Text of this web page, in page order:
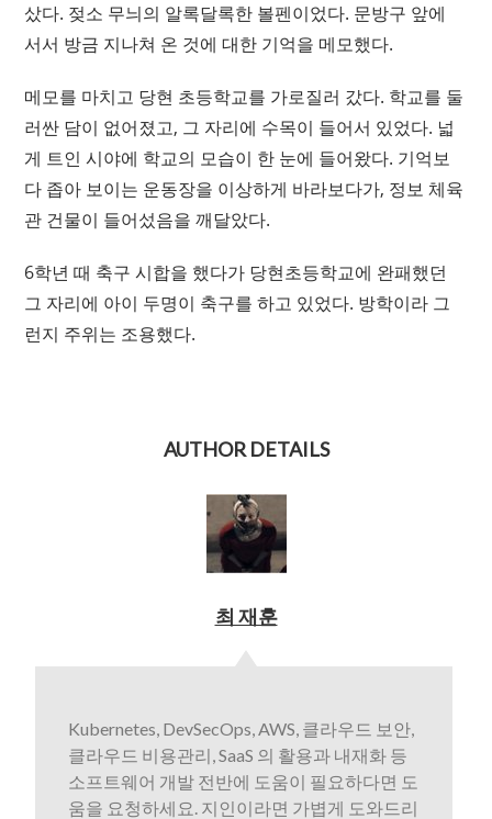
샀다. 젖소 무늬의 알록달록한 볼펜이었다. 문방구 앞에
서서 방금 지나쳐 온 것에 대한 기억을 메모했다.
메모를 마치고 당현 초등학교를 가로질러 갔다. 학교를 둘
러싼 담이 없어졌고, 그 자리에 수목이 들어서 있었다. 넓
게 트인 시야에 학교의 모습이 한 눈에 들어왔다. 기억보
다 좁아 보이는 운동장을 이상하게 바라보다가, 정보 체육
관 건물이 들어섰음을 깨달았다.
6학년 때 축구 시합을 했다가 당현초등학교에 완패했던
그 자리에 아이 두명이 축구를 하고 있었다. 방학이라 그
런지 주위는 조용했다.
AUTHOR DETAILS
최 재훈
Kubernetes, DevSecOps, AWS, 클라우드 보안,
클라우드 비용관리, SaaS 의 활용과 내재화 등
소프트웨어 개발 전반에 도움이 필요하다면 도
움을 요청하세요. 지인이라면 가볍게 도와드리